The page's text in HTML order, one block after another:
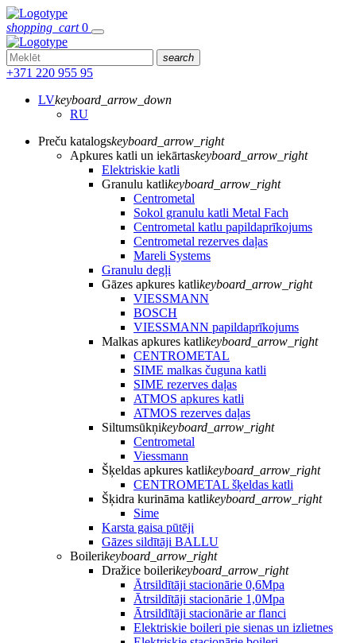
shopping_cart 0
search
+371 220 955 95
LVkeyboard_arrow_down
RU
Preču katalogskeyboard_arrow_right
Apkures katli un iekārtaskeyboard_arrow_right
Elektriskie katli
Granulu katlikeyboard_arrow_right
Centrometal
Sokol granulu katli Metal Fach
Centrometal katlu papildaprīkojums
Centrometal rezerves daļas
Mareli Systems
Granulu degļi
Gāzes apkures katlikeyboard_arrow_right
VIESSMANN
BOSCH
VIESSMANN papildaprīkojums
Malkas apkures katlikeyboard_arrow_right
CENTROMETAL
SIME malkas čuguna katli
SIME rezerves daļas
ATMOS apkures katli
ATMOS rezerves daļas
Siltumsūkņikeyboard_arrow_right
Centrometal
Viessmann
Šķeldas apkures katlikeyboard_arrow_right
CENTROMETAL šķeldas katli
Šķidra kurināma katlikeyboard_arrow_right
Sime
Karsta gaisa pūtēji
Gāzes sildītāji BALLU
Boilerikeyboard_arrow_right
Dražice boilerikeyboard_arrow_right
Ātrsildītāji stacionārie 0,6Mpa
Ātrsildītāji stacionārie 1,0Mpa
Ātrsildītāji stacionārie ar flanci
Elektriskie boileri pie sienas un izlietnes